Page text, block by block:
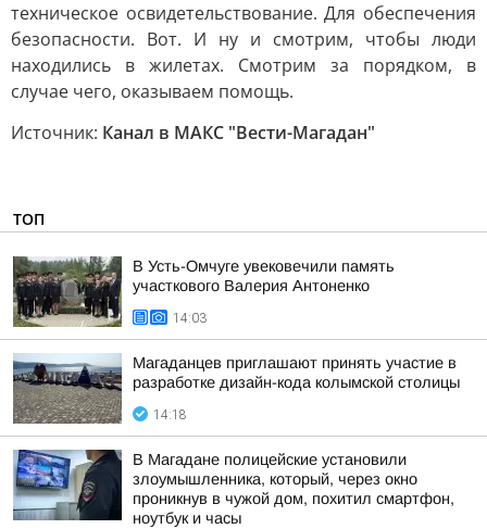
техническое освидетельствование. Для обеспечения
безопасности. Вот. И ну и смотрим, чтобы люди
находились в жилетах. Смотрим за порядком, в
случае чего, оказываем помощь.
Источник: Канал в МАКС "Вести-Магадан"
ТОП
В Усть-Омчуге увековечили память
участкового Валерия Антоненко
14:03
Магаданцев приглашают принять участие в
разработке дизайн-кода колымской столицы
14:18
В Магадане полицейские установили
злоумышленника, который, через окно
проникнув в чужой дом, похитил смартфон,
ноутбук и часы